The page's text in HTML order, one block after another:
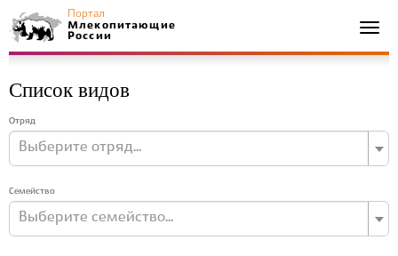
Портал
Млекопитающие
России
Список видов
Отряд
Выберите отряд...
Семейство
Выберите семейство...